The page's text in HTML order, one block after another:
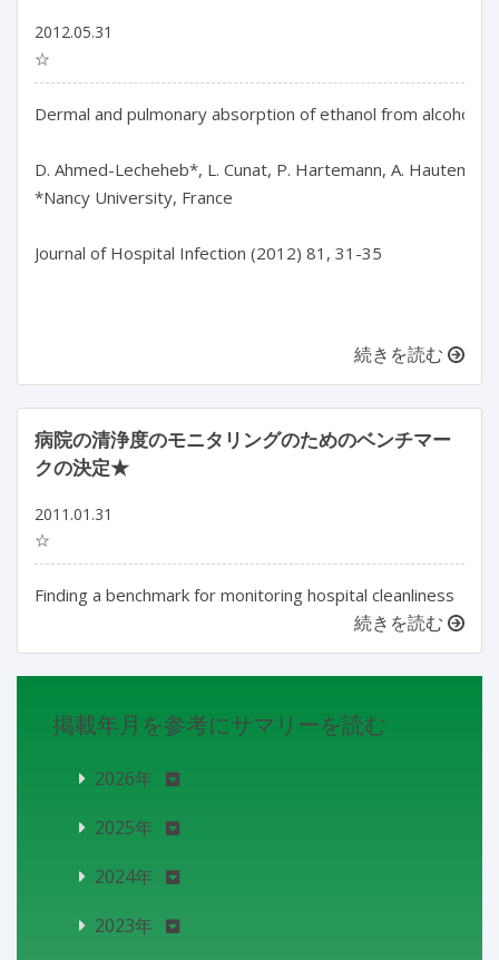
2012.05.31
☆
Dermal and pulmonary absorption of ethanol from alcohol-
D. Ahmed-Lecheheb*, L. Cunat, P. Hartemann, A.
*Nancy University, France
Journal of Hospital Infection (2012) 81, 31-35
続きを読む
病院の清浄度のモニタリングのためのベンチマー
クの決定★
2011.01.31
☆
Finding a benchmark for monitoring hospital cleanliness
続きを読む
掲載年月を参考にサマリーを読む
2026年
2025年
2024年
2023年